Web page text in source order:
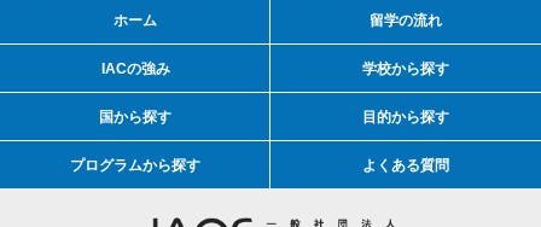
ホーム 留学の流れ
IACの強み 学校から探す
国から探す 目的から探す
プログラムから探す よくある質問